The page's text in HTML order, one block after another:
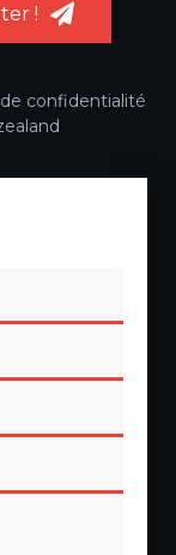
!
confidentialité